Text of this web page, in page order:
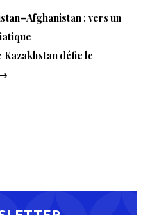
: vers un
défie le